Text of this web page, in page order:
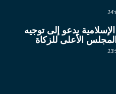
يدعو إلى توجيه
الأعلى للزكاة